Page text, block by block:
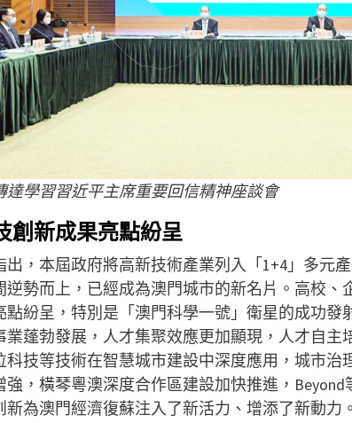
達學習習近平主席重要回信精神座談會
創新成果亮點紛呈
出，本屆政府將高新技術產業列入「1+4」多元
逆勢而上，已經成為澳門城市的新名片。高校、
點紛呈，特別是「澳門科學一號」衛星的成功發
業蓬勃發展，人才集聚效應更加顯現，人才自主
科技等技術在智慧城市建設中深度應用，城市治
強，橫琴粵澳深度合作區建設加快推進，
新為澳門經濟復蘇注入了新活力、增添了新動力。